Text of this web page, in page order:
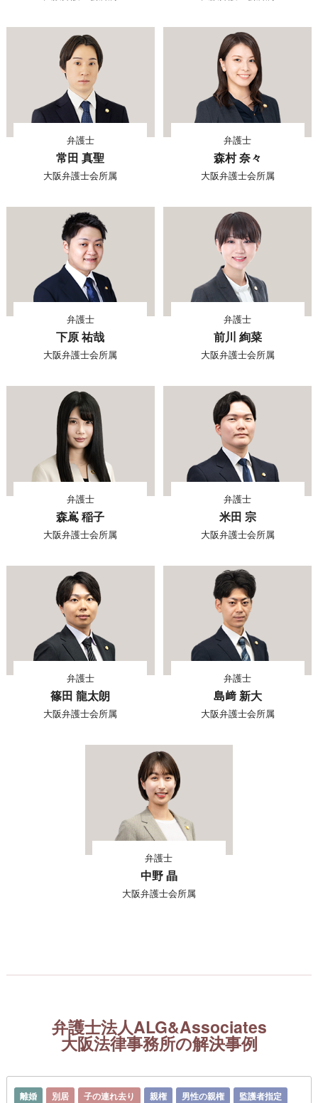
弁護士
常田 真聖
大阪弁護士会所属
弁護士
森村 奈々
大阪弁護士会所属
弁護士
下原 祐哉
大阪弁護士会所属
弁護士
前川 絢菜
大阪弁護士会所属
弁護士
森嶌 稲子
大阪弁護士会所属
弁護士
米田 宗
大阪弁護士会所属
弁護士
篠田 龍太朗
大阪弁護士会所属
弁護士
島﨑 新大
大阪弁護士会所属
弁護士
中野 晶
大阪弁護士会所属
弁護士法人ALG&Associates
大阪法律事務所の解決事例
離婚 別居 子の連れ去り 親権 男性の親権
監護者指定